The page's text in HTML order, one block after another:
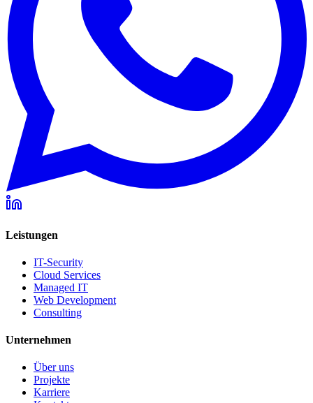
Leistungen
IT-Security
Cloud Services
Managed IT
Web Development
Consulting
Unternehmen
Über uns
Projekte
Karriere